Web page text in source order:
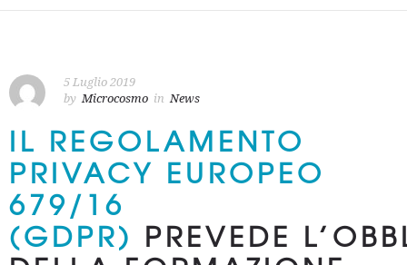
5 Luglio 2019
by Microcosmo in News
IL REGOLAMENTO
PRIVACY EUROPEO
679/16
(GDPR) PREVEDE